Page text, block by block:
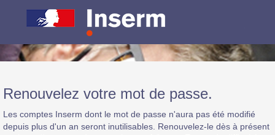
Renouvelez votre mot de passe.
Les comptes Inserm dont le mot de passe n'aura pas été modifié
depuis plus d'un an seront inutilisables. Renouvelez-le dès à présent